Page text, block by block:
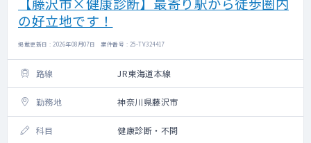
の好立地です！
掲載更新日 : 2026年08月07日 案件番号 : 25-TV324417
路線 JR東海道本線
勤務地 神奈川県藤沢市
科目 健康診断・不問